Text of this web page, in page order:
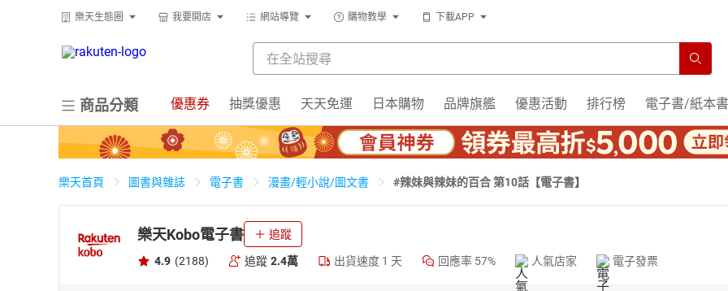
樂天生態圈 我要開店 網站導覽 購物教學 下載APP
商品分類 優惠券 抽獎優惠 天天免運 日本購物 品牌旗艦 優惠活動 排行榜 電子書/紙本書
樂天首頁 圖書與雜誌 電子書 漫畫/輕小說/圖文書 #辣妹與辣妹的百合 第10話【電子書】
樂天Kobo電子書 追蹤
4.9 (2188) 追蹤 2.4萬 出貨速度 1 天 回應率 57% 人氣店家 電子發票